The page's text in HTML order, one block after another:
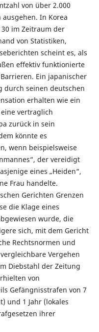
von über 2.000
In Korea
im Zeitraum der
von Statistiken,
scheint es, als
effektiv funktionierte
Ein japanischer
durch seinen deutschen
erhalten wie ein
vertraglich
zurück in sein
könnte es
wenn beispielsweise
der vereidigt
eines „Heiden“,
Frau handelte.
Gerichten Grenzen
die Klage eines
wurde, die
sich, mit dem Gericht
Rechtsnormen und
Vergehen
Diebstahl der Zeitung
von
Gefängnisstrafen von 7
und 1 Jahr (lokales
ihrer